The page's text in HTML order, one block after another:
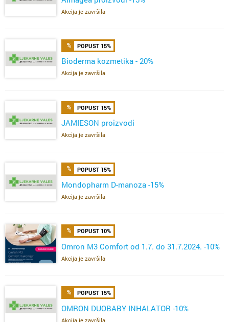
Akcija je završila
POPUST 15%
Bioderma kozmetika - 20%
Akcija je završila
POPUST 15%
JAMIESON proizvodi
Akcija je završila
POPUST 15%
Mondopharm D-manoza -15%
Akcija je završila
POPUST 10%
Omron M3 Comfort od 1.7. do 31.7.2024. -10%
Akcija je završila
POPUST 15%
OMRON DUOBABY INHALATOR -10%
Akcija je završila